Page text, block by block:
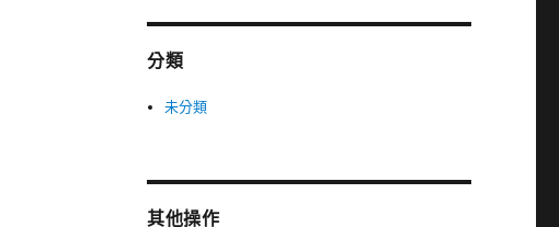
分類
未分類
其他操作